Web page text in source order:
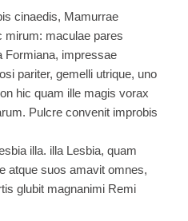
cinaedis, Mamurrae
mirum: maculae pares
Formiana, impressae
pariter, gemelli utrique, uno
hic quam ille magis vorax
Pulcre convenit improbis
illa. illa Lesbia, quam
atque suos amavit omnes,
glubit magnanimi Remi